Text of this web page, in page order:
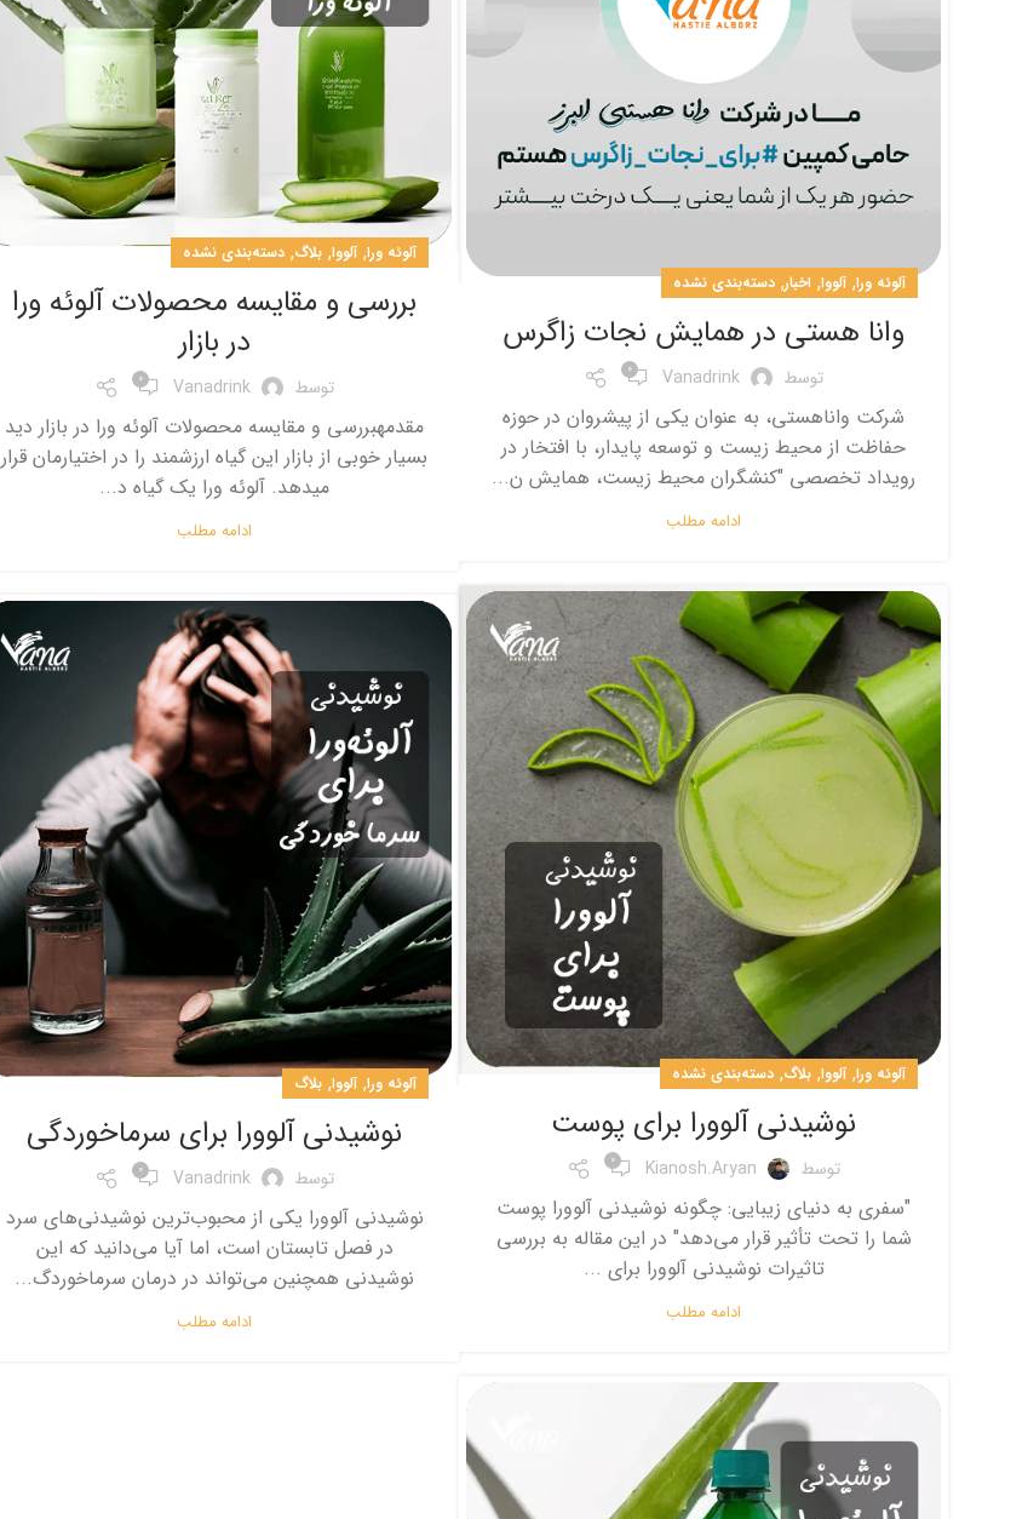
آلوئه ورا, آلووا, بلاگ, دسته‌بندی نشده
بررسی و مقایسه محصولات آلوئه ورا
در بازار
توسط Vanadrink
0
مقدمهبررسی و مقایسه محصولات آلوئه ورا در بازار دید
بسیار خوبی از بازار این گیاه ارزشمند را در اختیارمان قرار
میدهد. آلوئه ورا یک گیاه د...
ادامه مطلب
آلوئه ورا, آلووا, اخبار, دسته‌بندی نشده
وانا هستی در همایش نجات زاگرس
توسط Vanadrink
0
شرکت واناهستی، به عنوان یکی از پیشروان در حوزه
حفاظت از محیط زیست و توسعه پایدار، با افتخار در
رویداد تخصصی "کنشگران محیط زیست، همایش ن...
ادامه مطلب
آلوئه ورا, آلووا, بلاگ, دسته‌بندی نشده
نوشیدنی آلوورا برای پوست
توسط Kianosh.aryan
0
"سفری به دنیای زیبایی: چگونه نوشیدنی آلوورا پوست
شما را تحت تأثیر قرار می‌دهد" در این مقاله به بررسی
تاثیرات نوشیدنی آلوورا برای ...
ادامه مطلب
آلوئه ورا, آلووا, بلاگ
نوشیدنی آلوورا برای سرماخوردگی
توسط Vanadrink
0
نوشیدنی آلوورا یکی از محبوب‌ترین نوشیدنی‌های سرد
در فصل تابستان است، اما آیا می‌دانید که این
نوشیدنی همچنین می‌تواند در درمان سرماخوردگ...
ادامه مطلب